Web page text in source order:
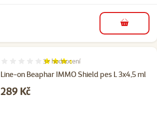
do košíku
Line-on Beaphar IMMO Shield pes L 3x4,5 ml
Hodnocení 67%, počet hodnocení: 3
3× hodnocení
Cena
289 Kč